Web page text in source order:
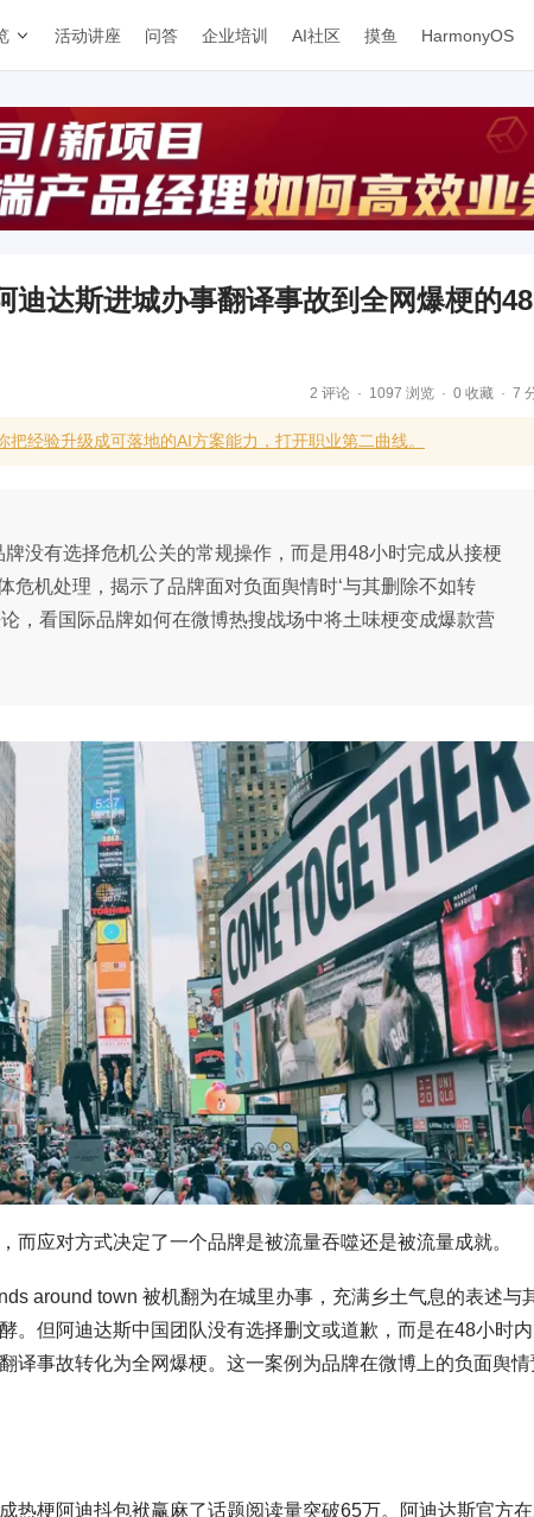
活动讲座 问答 企业培训 AI社区 摸鱼 HarmonyOS
迪达斯进城办事翻译事故到全网爆梗的48
2 评论 1097 浏览 0 收藏 7
经验升级成可落地的AI方案能力，打开职业第二曲线。
没有选择危机公关的常规操作，而是用48小时完成从接梗
机处理，揭示了品牌面对负面舆情时‘与其删除不如转
，看国际品牌如何在微博热搜战场中将土味梗变成爆款营
应对方式决定了一个品牌是被流量吞噬还是被流量成就。
around town 被机翻为在城里办事，充满乡土气息的表述与
。但阿迪达斯中国团队没有选择删文或道歉，而是在48小时
译事故转化为全网爆梗。这一案例为品牌在微博上的负面舆情
热梗阿迪抖包袱赢麻了话题阅读量突破65万。阿迪达斯官方